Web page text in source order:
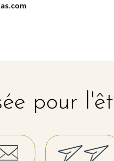
pour